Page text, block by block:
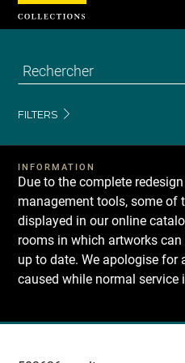
FILTERS
INFORMATION
Due to the complete
management tools, some of
displayed in our online
rooms in which artworks
up to date. We apologise for
caused while normal service
Recherche
Cookies management panel